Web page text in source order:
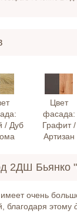
/ Дуб
Цвет
фасада:
Графит /
Артизан
2ДШ Бьянко
имеет очень
благодаря этому